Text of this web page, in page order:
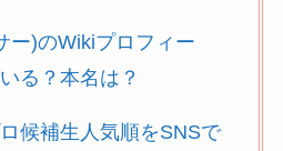
ー)のWikiプロフィー
る？本名は？
候補生人気順をSNSで